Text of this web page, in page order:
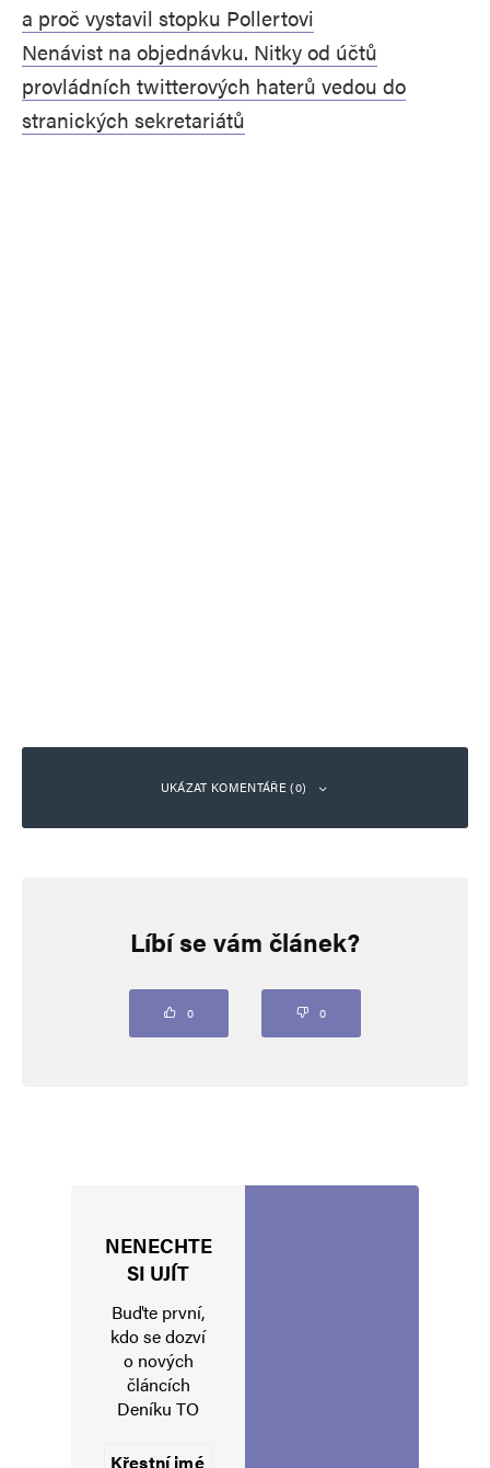
a proč vystavil stopku Pollertovi
Nenávist na objednávku. Nitky od účtů
provládních twitterových haterů vedou do
stranických sekretariátů
UKÁZAT KOMENTÁŘE (0)
Vaše e-mailová adresa nebude zveřejněna. Vyžadované informace jsou
Uložit do prohlížeče jméno, e-mail a webovou stránku pro budoucí
Líbí se vám článek?
0 0
NENECHTE
SI UJÍT
Buďte první,
kdo se dozví
o nových
článcích
Deníku TO